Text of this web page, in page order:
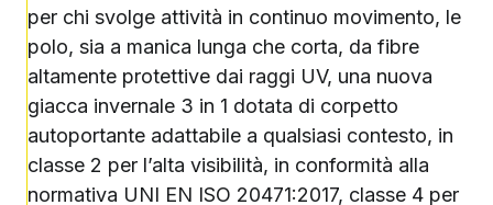
per chi svolge attività in continuo movimento, le
polo, sia a manica lunga che corta, da fibre
altamente protettive dai raggi UV, una nuova
giacca invernale 3 in 1 dotata di corpetto
autoportante adattabile a qualsiasi contesto, in
classe 2 per l’alta visibilità, in conformità alla
normativa UNI EN ISO 20471:2017, classe 4 per